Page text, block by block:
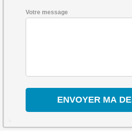
Votre message